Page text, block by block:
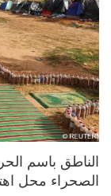
الناطق باسم
الصحراء محل